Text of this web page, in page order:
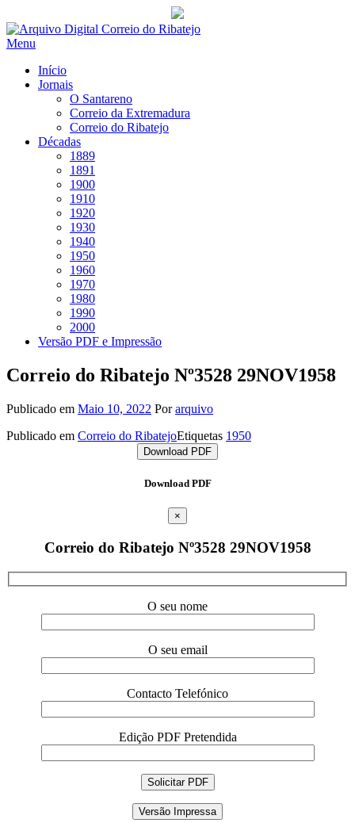
Saltar
para
Menu
Início
Jornais
O Santareno
Correio da Extremadura
Correio do Ribatejo
Décadas
1889
1891
1900
1910
1920
1930
1940
1950
1960
1970
1980
1990
2000
Versão PDF e Impressão
Correio do Ribatejo Nº3528 29NOV1958
Publicado em Maio 10, 2022 Porarquivo
Publicado em Correio do RibatejoEtiquetas 1950
Download PDF
Download PDF
×
Correio do Ribatejo Nº3528 29NOV1958
O seu nome
O seu email
Contacto Telefónico
Edição PDF Pretendida
Versão Impressa